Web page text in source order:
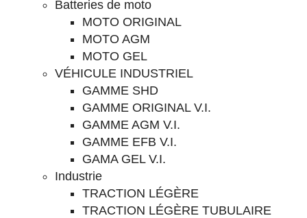
Batteries de moto
MOTO ORIGINAL
MOTO AGM
MOTO GEL
VÉHICULE INDUSTRIEL
GAMME SHD
GAMME ORIGINAL V.I.
GAMME AGM V.I.
GAMME EFB V.I.
GAMA GEL V.I.
Industrie
TRACTION LÉGÈRE
TRACTION LÉGÈRE TUBULAIRE